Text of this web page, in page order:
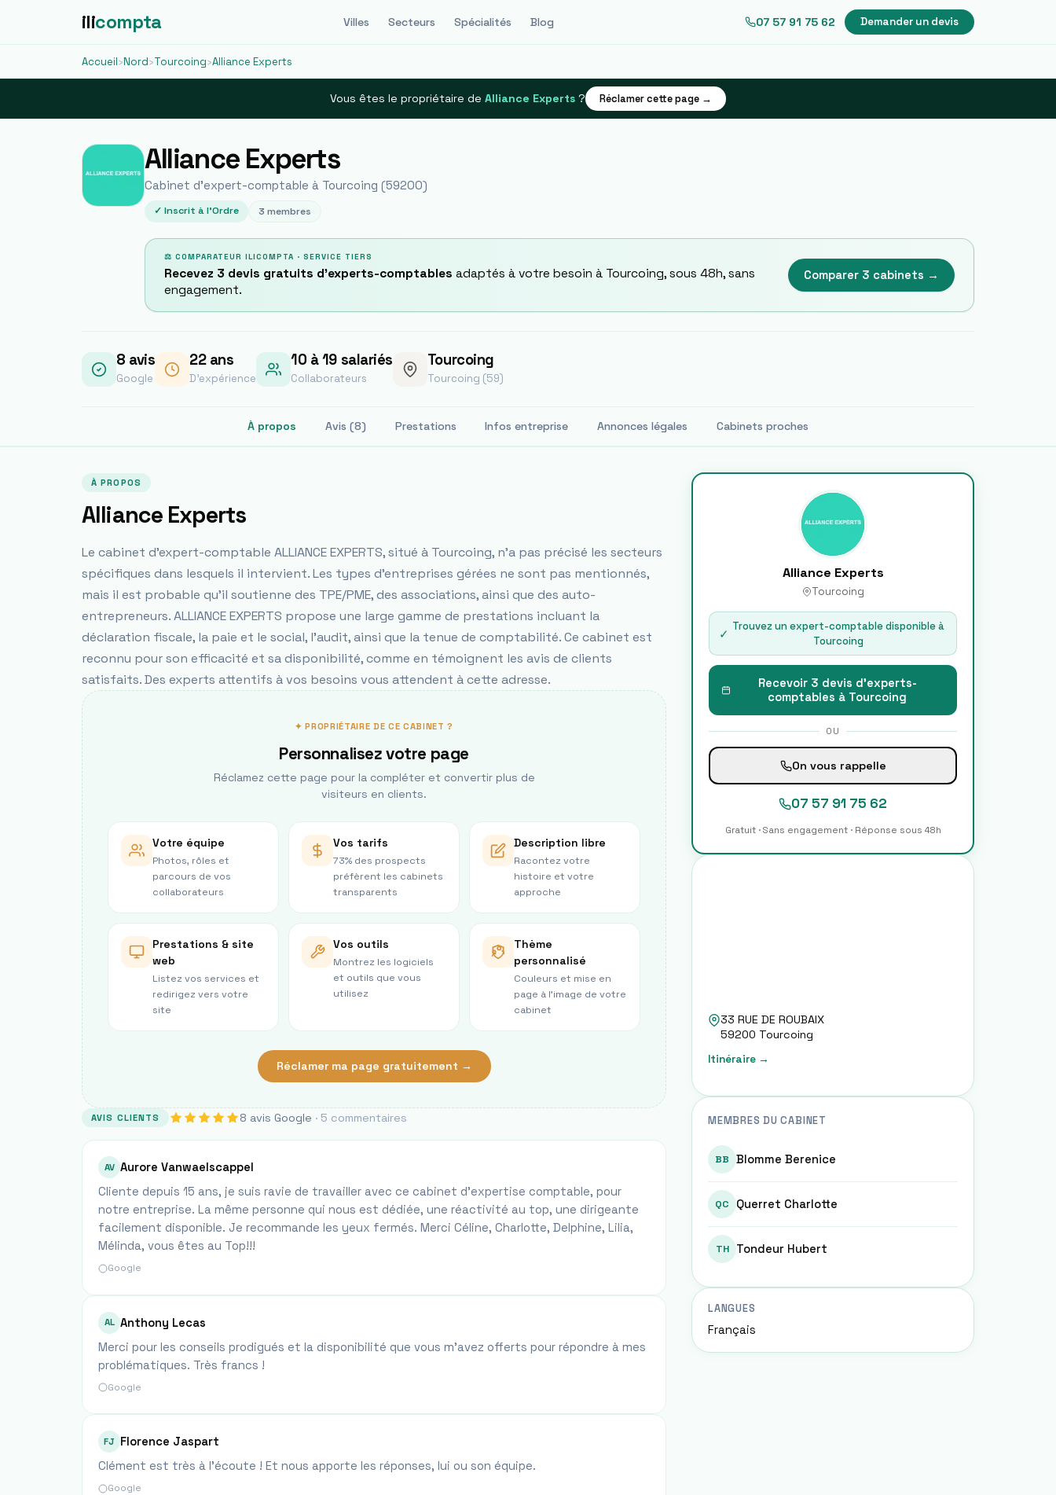
ilicompta Villes Secteurs Spécialités Blog 07 57 91 75 62 Demander un devis
Accueil›Nord›Tourcoing›Alliance Experts
Vous êtes le propriétaire de Alliance Experts ? Réclamer cette page →
Alliance Experts
Cabinet d'expert-comptable à Tourcoing (59200)
✓ Inscrit à l'Ordre 3 membres
⚖ COMPARATEUR ILICOMPTA · SERVICE TIERS
Recevez 3 devis gratuits d'experts-comptables adaptés à votre besoin à Tourcoing, sous 48h, sans
engagement.
Comparer 3 cabinets →
8 avis
Google
22ans
D'expérience
10 à 19 salariés
Collaborateurs
Tourcoing
Tourcoing (59)
À propos Avis (8) Prestations Infos entreprise Annonces légales Cabinets proches
À PROPOS
Alliance Experts
Le cabinet d'expert-comptable ALLIANCE EXPERTS, situé à Tourcoing, n'a pas précisé les secteurs
spécifiques dans lesquels il intervient. Les types d'entreprises gérées ne sont pas mentionnés,
mais il est probable qu'il soutienne des TPE/PME, des associations, ainsi que des auto-
entrepreneurs. ALLIANCE EXPERTS propose une large gamme de prestations incluant la
déclaration fiscale, la paie et le social, l'audit, ainsi que la tenue de comptabilité. Ce cabinet est
reconnu pour son efficacité et sa disponibilité, comme en témoignent les avis de clients
satisfaits. Des experts attentifs à vos besoins vous attendent à cette adresse.
✦ PROPRIÉTAIRE DE CE CABINET ?
Personnalisez votre page
Réclamez cette page pour la compléter et convertir plus de
visiteurs en clients.
Votre équipe
Photos, rôles et
parcours de vos
collaborateurs
Vos tarifs
73% des prospects
préfèrent les cabinets
transparents
Description libre
Racontez votre
histoire et votre
approche
Prestations & site
web
Listez vos services et
redirigez vers votre
site
Vos outils
Montrez les logiciels
et outils que vous
utilisez
Thème
personnalisé
Couleurs et mise en
page à l’image de votre
cabinet
Réclamer ma page gratuitement →
AVIS CLIENTS 8 avis Google · 5 commentaires
AV Aurore Vanwaelscappel
Cliente depuis 15 ans, je suis ravie de travailler avec ce cabinet d'expertise comptable, pour
notre entreprise. La même personne qui nous est dédiée, une réactivité au top, une dirigeante
facilement disponible. Je recommande les yeux fermés. Merci Céline, Charlotte, Delphine, Lilia,
Mélinda, vous êtes au Top!!!
Google
AL Anthony Lecas
Merci pour les conseils prodigués et la disponibilité que vous m'avez offerts pour répondre à mes
problématiques. Très francs !
Google
FJ
Florence Jaspart
Clément est très à l’écoute ! Et nous apporte les réponses, lui ou son équipe.
Google
Alliance Experts
Tourcoing
✓ Trouvez un expert-comptable disponible à
Tourcoing
Recevoir 3 devis d'experts-
comptables à Tourcoing
OU
On vous rappelle
07 57 91 75 62
Gratuit · Sans engagement · Réponse sous 48h
33 RUE DE ROUBAIX
59200 Tourcoing
Itinéraire →
MEMBRES DU CABINET
BB Blomme Berenice
QC Querret Charlotte
TH Tondeur Hubert
LANGUES
Français